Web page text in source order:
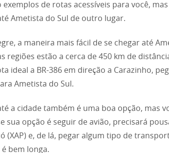
exemplos de rotas acessíveis para você,
Ametista do Sul de outro lugar.
a maneira mais fácil de se chegar até
regiões estão a cerca de 450 km de
ideal a BR-386 em direção a Carazinho,
Ametista do Sul.
a cidade também é uma boa opção, mas
sua opção é seguir de avião, precisará
(XAP) e, de lá, pegar algum tipo de
é bem longa.